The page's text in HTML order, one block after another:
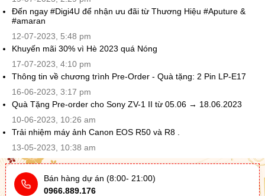
Đến ngay #Digi4U để nhận ưu đãi từ Thương Hiệu #Aputure &
#amaran
12-07-2023, 5:48 pm
Khuyến mãi 30% vì Hè 2023 quá Nóng
17-07-2023, 4:10 pm
Thông tin về chương trình Pre-Order - Quà tặng: 2 Pin LP-E17
16-06-2023, 3:17 pm
Quà Tặng Pre-order cho Sony ZV-1 II từ 05.06 → 18.06.2023
10-06-2023, 10:26 am
Trải nhiệm máy ảnh Canon EOS R50 và R8 .
13-05-2023, 10:38 am
Bán hàng dự án (8:00- 21:00)
0966.889.176